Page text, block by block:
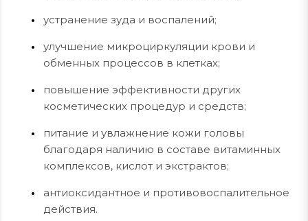
устранение зуда и воспалений;
улучшение микроциркуляции крови и
обменных процессов в клетках;
повышение эффективности других
косметических процедур и средств;
питание и увлажнение кожи головы
благодаря наличию в составе витаминных
комплексов, кислот и экстрактов;
антиоксидантное и противовоспалительное
действия.